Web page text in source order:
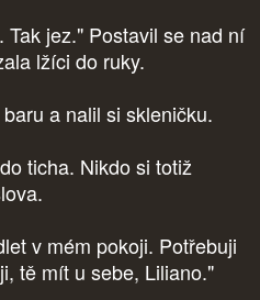
Tak jez." Postavil se nad ní
lžíci do ruky.
a nalil si skleničku.
ticha. Nikdo si totiž
v mém pokoji. Potřebuji
tě mít u sebe, Liliano."